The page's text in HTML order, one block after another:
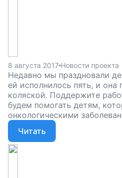
8 августа 2017 Новости проекта
Недавно мы праздновали
ей исполнилось пять, и она
коляской. Поддержите
будем помогать детям,
онкологическими
деньги на лекарства,
больнице, закупать
все, чтобы дети победили
Читать